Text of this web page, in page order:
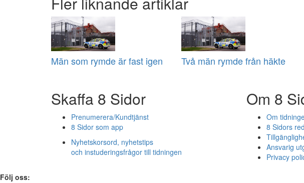
Män som rymde är fast igen Två män rymde från häkte
Skaffa 8 Sidor
Prenumerera/Kundtjänst
8 Sidor som app
Nyhetskorsord, nyhetstips
och instuderingsfrågor till tidningen
Om 8
Om
8 Sidors
Ansvarig
Privacy
Följ oss: